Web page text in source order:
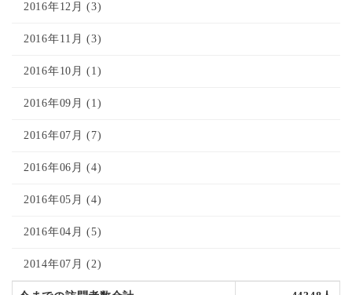
2016年12月 (3)
2016年11月 (3)
2016年10月 (1)
2016年09月 (1)
2016年07月 (7)
2016年06月 (4)
2016年05月 (4)
2016年04月 (5)
2014年07月 (2)